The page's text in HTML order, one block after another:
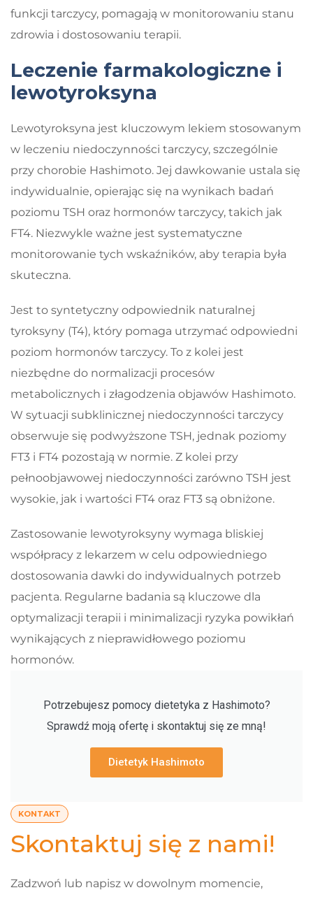
funkcji tarczycy, pomagają w monitorowaniu stanu
zdrowia i dostosowaniu terapii.
Leczenie farmakologiczne i
lewotyroksyna
Lewotyroksyna jest kluczowym lekiem stosowanym
w leczeniu niedoczynności tarczycy, szczególnie
przy chorobie Hashimoto. Jej dawkowanie ustala się
indywidualnie, opierając się na wynikach badań
poziomu TSH oraz hormonów tarczycy, takich jak
FT4. Niezwykle ważne jest systematyczne
monitorowanie tych wskaźników, aby terapia była
skuteczna.
Jest to syntetyczny odpowiednik naturalnej
tyroksyny (T4), który pomaga utrzymać odpowiedni
poziom hormonów tarczycy. To z kolei jest
niezbędne do normalizacji procesów
metabolicznych i złagodzenia objawów Hashimoto.
W sytuacji subklinicznej niedoczynności tarczycy
obserwuje się podwyższone TSH, jednak poziomy
FT3 i FT4 pozostają w normie. Z kolei przy
pełnoobjawowej niedoczynności zarówno TSH jest
wysokie, jak i wartości FT4 oraz FT3 są obniżone.
Zastosowanie lewotyroksyny wymaga bliskiej
współpracy z lekarzem w celu odpowiedniego
dostosowania dawki do indywidualnych potrzeb
pacjenta. Regularne badania są kluczowe dla
optymalizacji terapii i minimalizacji ryzyka powikłań
wynikających z nieprawidłowego poziomu
hormonów.
Potrzebujesz pomocy dietetyka z Hashimoto?
Sprawdź moją ofertę i skontaktuj się ze mną!
Dietetyk Hashimoto
KONTAKT
Skontaktuj się z nami!
Zadzwoń lub napisz w dowolnym momencie,